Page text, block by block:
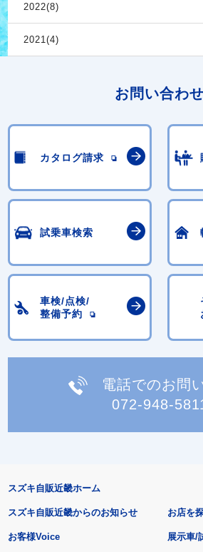
2022(8)
2021(4)
お問い合わせ
カタログ請求
試乗車検索
車検/点検/
整備予約
電話でのお問
072-948-
スズキ自販近畿ホーム
スズキ自販近畿からのお知らせ
お客様Voice
お店を
展示車/